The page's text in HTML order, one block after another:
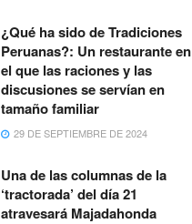
¿Qué ha sido de Tradiciones
Peruanas?: Un restaurante en
el que las raciones y las
discusiones se servían en
tamaño familiar
29 DE SEPTIEMBRE DE 2024
Una de las columnas de la
‘tractorada’ del día 21
atravesará Majadahonda